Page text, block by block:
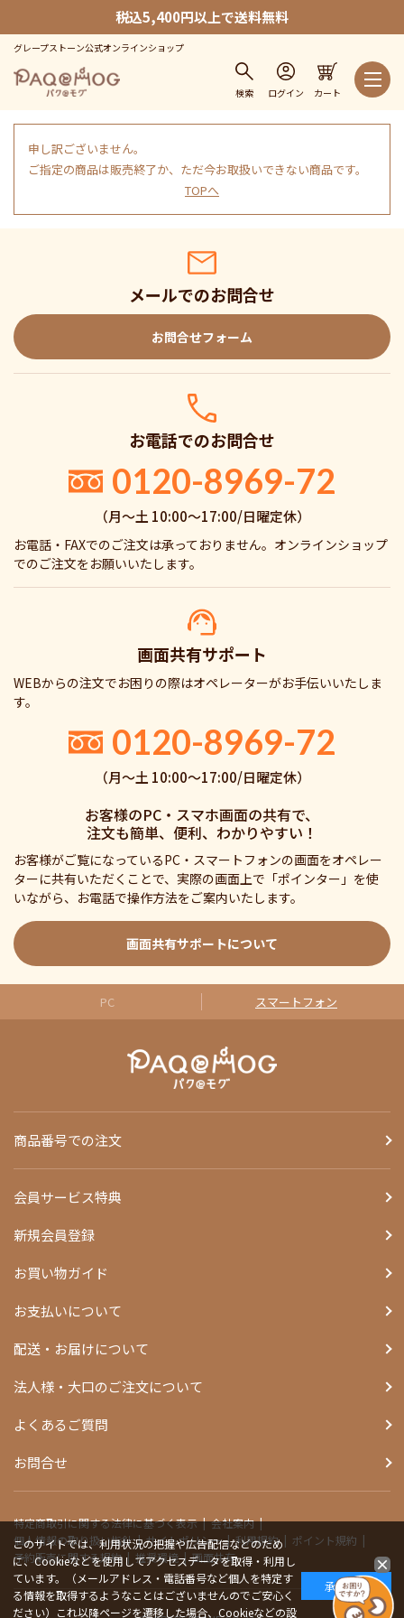
税込5,400円以上で送料無料
グレープストーン公式オンラインショップ
検索 ログイン カート
申し訳ございません。
ご指定の商品は販売終了か、ただ今お取扱いできない商品です。
TOPへ
メールでのお問合せ
お問合せフォーム
お電話でのお問合せ
0120-8969-72
（月〜土 10:00〜17:00/日曜定休）
お電話・FAXでのご注文は承っておりません。オンラインショップ
でのご注文をお願いいたします。
画面共有サポート
WEBからの注文でお困りの際はオペレーターがお手伝いいたしま
す。
0120-8969-72
（月〜土 10:00〜17:00/日曜定休）
お客様のPC・スマホ画面の共有で、
注文も簡単、便利、わかりやすい！
お客様がご覧になっているPC・スマートフォンの画面をオペレー
ターに共有いただくことで、実際の画面上で「ポインター」を使
いながら、お電話で操作方法をご案内いたします。
画面共有サポートについて
PC スマートフォン
商品番号での注文
会員サービス特典
新規会員登録
お買い物ガイド
お支払いについて
配送・お届けについて
法人様・大口のご注文について
よくあるご質問
お問合せ
特定商取引に関する法律に基づく表示
会社案内
個人情報の取り扱い指針
サイトポリシー 利用規約
ポイント規約
予約販売に関する規約
推奨環境 画面共有
このサイトでは、利用状況の把握や広告配信などのため
に、Cookieなどを使用してアクセスデータを取得・利用し
ています。（メールアドレス・電話番号など個人を特定す
る情報を取得するようなことはございませんのでご安心く
ださい）これ以降ページを遷移した場合、Cookieなどの設
承諾する